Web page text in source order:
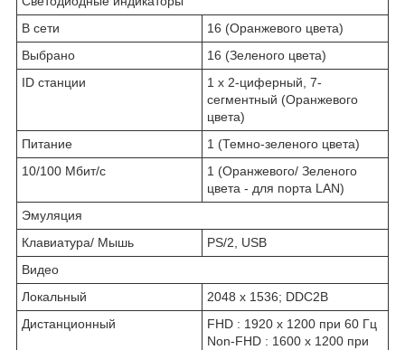
В сети
16 (Оранжевого цвета)
Выбрано
16 (Зеленого цвета)
ID станции
1 x 2-циферный, 7-
сегментный (Оранжевого
цвета)
Питание
1 (Темно-зеленого цвета)
10/100 Мбит/с
1 (Оранжевого/ Зеленого
цвета - для порта LAN)
Эмуляция
Клавиатура/ Мышь
PS/2, USB
Видео
Локальный
2048 x 1536; DDC2B
Дистанционный
FHD : 1920 x 1200 при 60 Гц
Non-FHD : 1600 x 1200 при